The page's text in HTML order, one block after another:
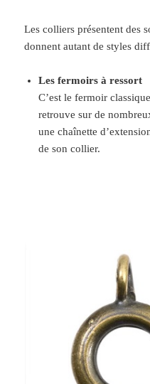
Les colliers présentent des
donnent autant de styles
Les fermoirs à ressort
C’est le fermoir
retrouve sur de
une chaînette
de son collier.